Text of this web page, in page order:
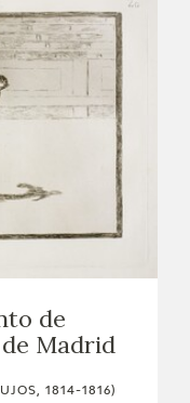
de
Madrid
1814-1816)